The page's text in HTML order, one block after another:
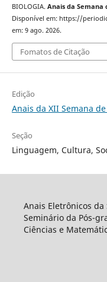
BIOLOGIA. Anais da Semana
Disponível em: https://
em: 9 ago. 2026.
Fomatos de Citação
Edição
Anais da XII Semana
Seção
Linguagem, Cultura,
Anais Eletrônicos
Seminário da Pós-
Ciências e